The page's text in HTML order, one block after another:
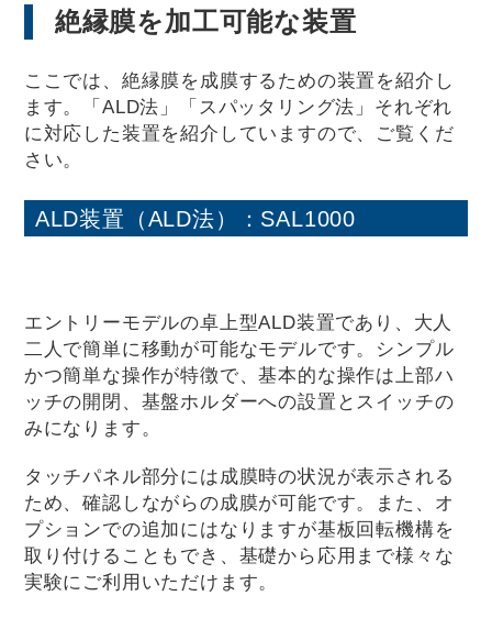
絶縁膜を加工可能な装置
ここでは、絶縁膜を成膜するための装置を紹介し
ます。「ALD法」「スパッタリング法」それぞれ
に対応した装置を紹介していますので、ご覧くだ
さい。
ALD装置（ALD法）：SAL1000
エントリーモデルの卓上型ALD装置であり、大人
二人で簡単に移動が可能なモデルです。シンプル
かつ簡単な操作が特徴で、基本的な操作は上部ハ
ッチの開閉、基盤ホルダーへの設置とスイッチの
みになります。
タッチパネル部分には成膜時の状況が表示される
ため、確認しながらの成膜が可能です。また、オ
プションでの追加にはなりますが基板回転機構を
取り付けることもでき、基礎から応用まで様々な
実験にご利用いただけます。